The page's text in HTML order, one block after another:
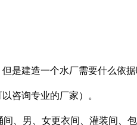
是建造一个水厂需要什么依据
咨询专业的厂家）。
、男、女更衣间、灌装间、包